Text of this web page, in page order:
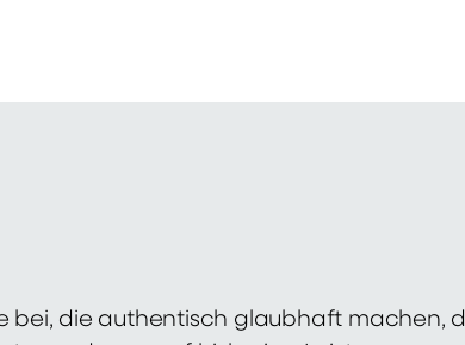
bei, die authentisch glaubhaft machen,